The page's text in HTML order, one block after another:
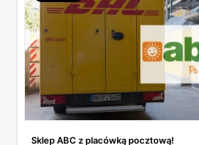
Sklep ABC z placówką pocztową!